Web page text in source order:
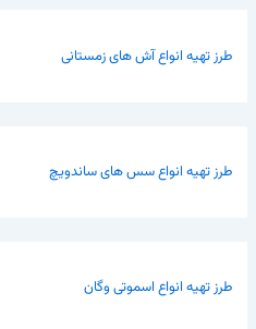
طرز تهیه انواع آش های زمستانی
طرز تهیه انواع سس های ساندویچ
طرز تهیه انواع اسموتی وگان